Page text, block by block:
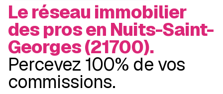
Le réseau immobilier
des pros en Nuits-Saint-
Georges (21700).
Percevez 100% de vos
commissions.